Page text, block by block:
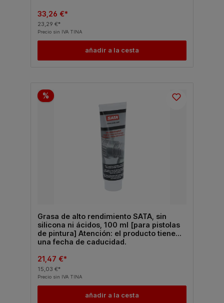
33,26 €*
23,29 €*
Precio sin IVA TINA
añadir a la cesta
%
Grasa de alto rendimiento SATA, sin
silicona ni ácidos, 100 ml [para pistolas
de pintura] Atención: el producto tiene
una fecha de caducidad.
21,47 €*
15,03 €*
Precio sin IVA TINA
añadir a la cesta